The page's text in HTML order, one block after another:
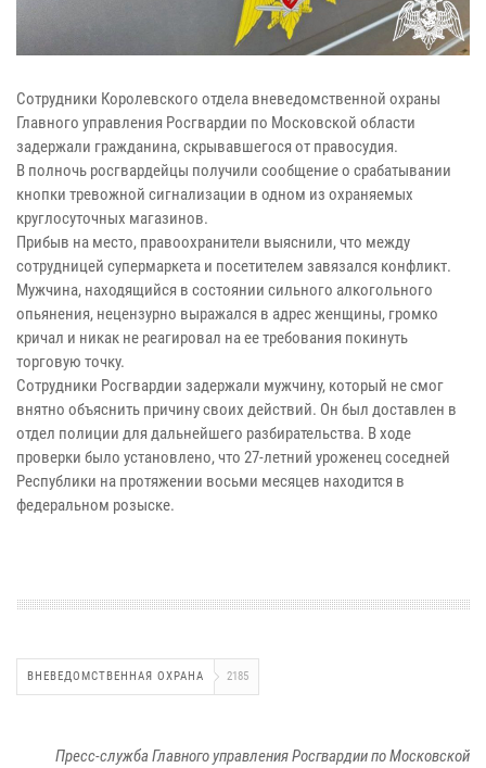
Сотрудники Королевского отдела вневедомственной охраны
Главного управления Росгвардии по Московской области
задержали гражданина, скрывавшегося от правосудия.
В полночь росгвардейцы получили сообщение о срабатывании
кнопки тревожной сигнализации в одном из охраняемых
круглосуточных магазинов.
Прибыв на место, правоохранители выяснили, что между
сотрудницей супермаркета и посетителем завязался конфликт.
Мужчина, находящийся в состоянии сильного алкогольного
опьянения, нецензурно выражался в адрес женщины, громко
кричал и никак не реагировал на ее требования покинуть
торговую точку.
Сотрудники Росгвардии задержали мужчину, который не смог
внятно объяснить причину своих действий. Он был доставлен в
отдел полиции для дальнейшего разбирательства. В ходе
проверки было установлено, что 27-летний уроженец соседней
Республики на протяжении восьми месяцев находится в
федеральном розыске.
ВНЕВЕДОМСТВЕННАЯ ОХРАНА 2185
Пресс-служба Главного управления Росгвардии по Московской